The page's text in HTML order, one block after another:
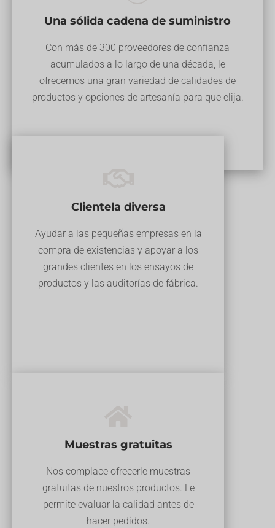
Una sólida cadena de suministro
Con más de 300 proveedores de confianza
acumulados a lo largo de una década, le
ofrecemos una gran variedad de calidades de
productos y opciones de artesanía para que elija.
Clientela diversa
Ayudar a las pequeñas empresas en la
compra de existencias y apoyar a los
grandes clientes en los ensayos de
productos y las auditorías de fábrica.
Muestras gratuitas
Nos complace ofrecerle muestras
gratuitas de nuestros productos. Le
permite evaluar la calidad antes de
hacer pedidos.